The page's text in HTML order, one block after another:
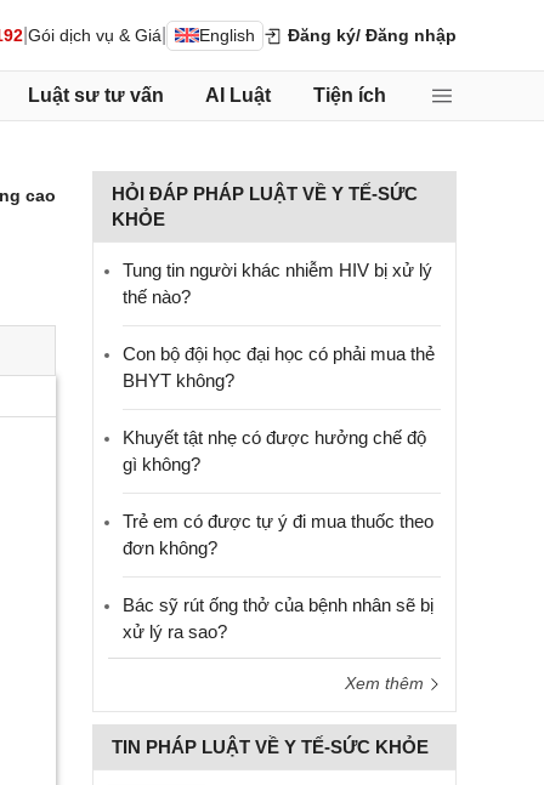
Gói dịch vụ & Giá English Đăng ký/ Đăng nhập
Luật sư tư vấn AI Luật Tiện ích
cao
HỎI ĐÁP PHÁP LUẬT VỀ Y TẾ-SỨC
KHỎE
Tung tin người khác nhiễm HIV bị xử lý
thế nào?
Con bộ đội học đại học có phải mua thẻ
BHYT không?
Khuyết tật nhẹ có được hưởng chế độ
gì không?
Trẻ em có được tự ý đi mua thuốc theo
đơn không?
Bác sỹ rút ống thở của bệnh nhân sẽ bị
xử lý ra sao?
Xem thêm
TIN PHÁP LUẬT VỀ Y TẾ-SỨC KHỎE